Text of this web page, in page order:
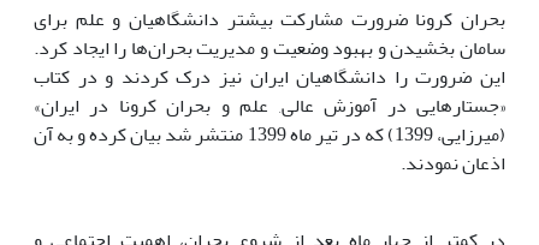
بحران کرونا ضرورت مشارکت بیشتر دانشگاهیان و علم برای
سامان بخشیدن و بهبود وضعیت و مدیریت بحران‌ها را ایجاد کرد.
این ضرورت را دانشگاهیان ایران نیز درک کردند و در کتاب
«جستارهایی در آموزش عالی, علم و بحران کرونا در ایران»
(میرزایی، 1399) که در تیر ماه 1399 منتشر شد بیان کرده و به آن
اذعان نمودند.